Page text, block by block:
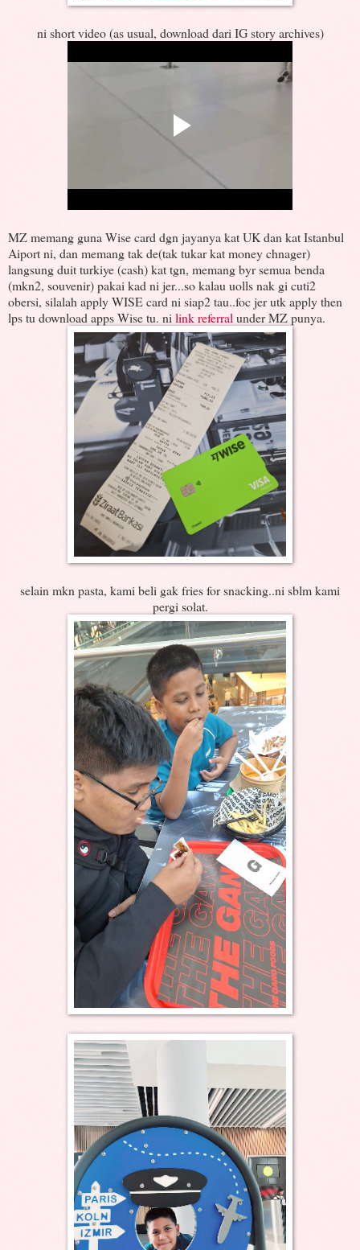
ni short video (as usual, download dari IG story archives)
MZ memang guna Wise card dgn jayanya kat UK dan kat Istanbul
Aiport ni, dan memang tak de(tak tukar kat money chnager)
langsung duit turkiye (cash) kat tgn, memang byr semua benda
(mkn2, souvenir) pakai kad ni jer...so kalau uolls nak gi cuti2
obersi, silalah apply WISE card ni siap2 tau..foc jer utk apply then
lps tu download apps Wise tu. nilink referralunder MZ punya.
selain mkn pasta, kami beli gak fries for snacking..ni sblm kami
pergi solat.